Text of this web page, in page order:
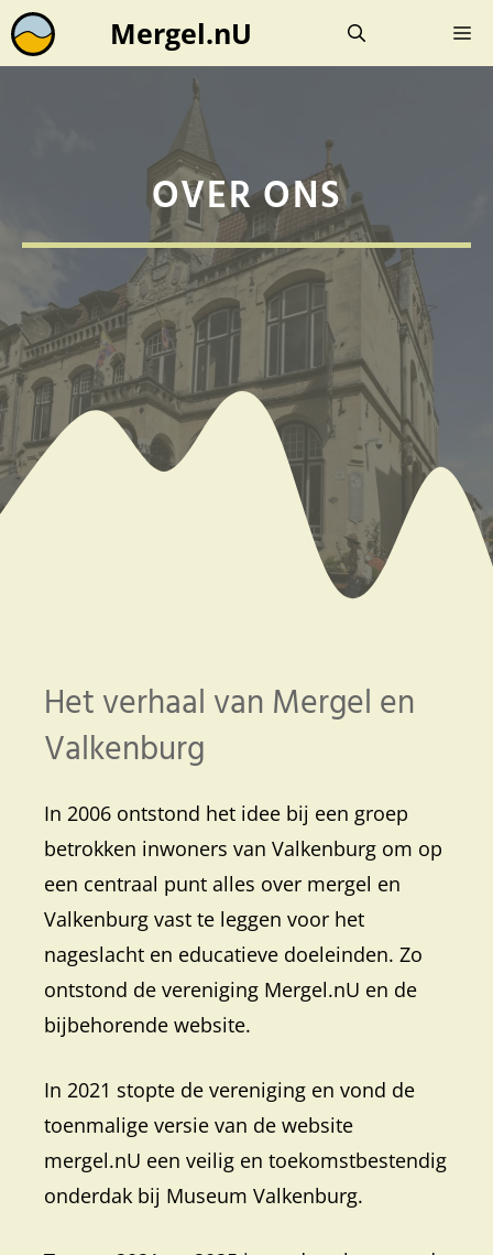
Ga
naar
Mergel.nU
OVER ONS
Het verhaal van Mergel en
Valkenburg
In 2006 ontstond het idee bij een groep
betrokken inwoners van Valkenburg om op
een centraal punt alles over mergel en
Valkenburg vast te leggen voor het
nageslacht en educatieve doeleinden. Zo
ontstond de vereniging Mergel.nU en de
bijbehorende website.
In 2021 stopte de vereniging en vond de
toenmalige versie van de website
mergel.nU een veilig en toekomstbestendig
onderdak bij Museum Valkenburg.